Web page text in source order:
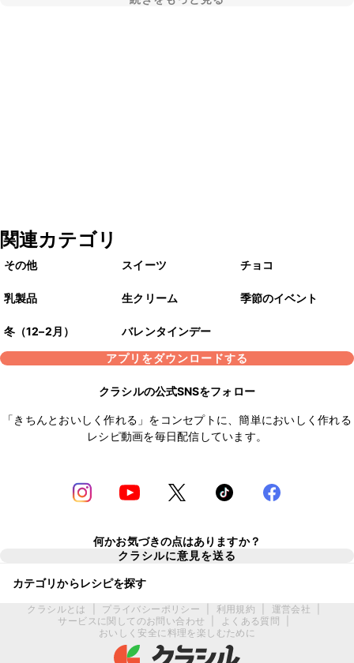
関連カテゴリ
その他 スイーツ チョコ
乳製品 生クリーム 季節のイベント
冬（12–2月）
バレンタインデー
アプリをダウンロードする
クラシルの公式SNSをフォロー
「きちんとおいしく作れる」をコンセプトに、簡単においしく作れる
レシピ動画を毎日配信しています。
何かお気づきの点はありますか？
クラシルに意見を送る
カテゴリからレシピを探す
クラシルとは プライバシーポリシー 利用規約 運営会社
サービスに関してのお問い合わせ
よくある質問
おいしく安全に料理を楽しむために